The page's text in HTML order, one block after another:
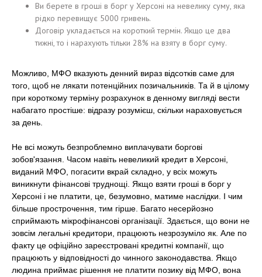
Ви берете в гроші в борг у Херсоні на невелику суму, яка
рідко перевищує 5000 гривень.
Договір укладається на короткий термін. Якщо це два
тижні, то і нарахують тільки 28% на взяту в борг суму.
Можливо, МФО вказують денний вираз відсотків саме для
того, щоб не лякати потенційних позичальників. Та й в цілому
при короткому терміну розрахунок в денному вигляді вести
набагато простіше: відразу розумієш, скільки нараховується
за день.
Не всі можуть безпроблемно виплачувати боргові
зобов'язання. Часом навіть невеликий кредит в Херсоні,
виданий МФО, погасити вкрай складно, у всіх можуть
виникнути фінансові труднощі. Якщо взяти гроші в борг у
Херсоні і не платити, це, безумовно, матиме наслідки. І чим
більше прострочення, тим гірше. Багато несерйозно
сприймають мікрофінансові організації. Здається, що вони не
зовсім легальні кредитори, працюють незрозуміло як. Але по
факту це офіційно зареєстровані кредитні компанії, що
працюють у відповідності до чинного законодавства. Якщо
людина приймає рішення не платити позику від МФО, вона